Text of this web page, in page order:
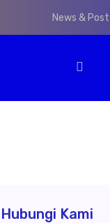
News & Post
Hubungi Kami